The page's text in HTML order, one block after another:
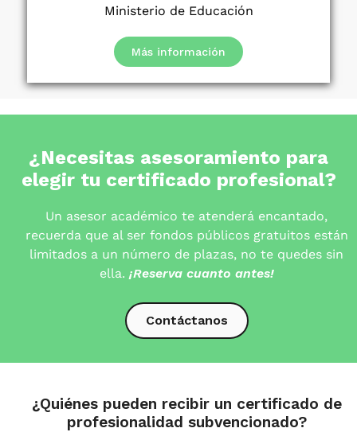
Ministerio de Educación
Más información
¿Necesitas asesoramiento para
elegir tu certificado profesional?
Un asesor académico te atenderá encantado,
recuerda que al ser fondos públicos gratuitos están
limitados a un número de plazas, no te quedes sin
ella. ¡Reserva cuanto antes!
Contáctanos
¿Quiénes pueden recibir un certificado de
profesionalidad subvencionado?